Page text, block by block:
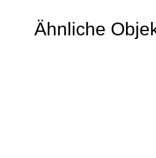
Ähnliche